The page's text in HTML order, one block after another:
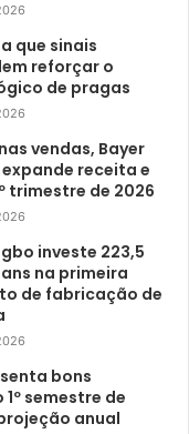
que sinais
reforçar o
de pragas
vendas, Bayer
receita e
trimestre de 2026
investe 223,5
na primeira
de fabricação de
bons
semestre de
anual